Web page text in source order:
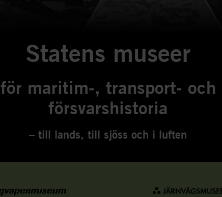
Statens museer
för maritim-, transport- och
försvarshistoria
– till lands, till sjöss och i luften